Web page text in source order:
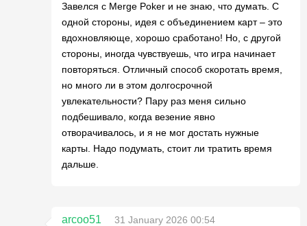
Завелся с Merge Poker и не знаю, что думать. С
одной стороны, идея с объединением карт – это
вдохновляюще, хорошо сработано! Но, с другой
стороны, иногда чувствуешь, что игра начинает
повторяться. Отличный способ скоротать время,
но много ли в этом долгосрочной
увлекательности? Пару раз меня сильно
подбешивало, когда везение явно
отворачивалось, и я не мог достать нужные
карты. Надо подумать, стоит ли тратить время
дальше.
arcoo51
31 January 2026 00:54